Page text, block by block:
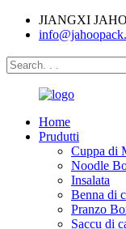
JIANGXI
Home
Prudutti
Cuppa di
Noodle
Insalata
Benna di
Pranzo
Saccu di